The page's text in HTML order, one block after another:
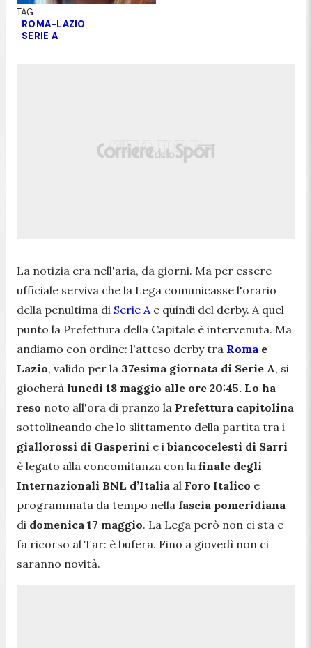
ROMA-LAZIO
SERIE A
La notizia era nell'aria, da giorni. Ma per essere
ufficiale serviva che la Lega comunicasse l'orario
della penultima di Serie A e quindi del derby. A quel
punto la Prefettura della Capitale è intervenuta. Ma
andiamo con ordine: l'atteso derby tra Roma e
Lazio, valido per la 37esima giornata di Serie A, si
giocherà lunedì 18 maggio alle ore 20:45. Lo ha
reso noto all'ora di pranzo la Prefettura capitolina
sottolineando che lo slittamento della partita tra i
giallorossi di Gasperini e i biancocelesti di Sarri
è legato alla concomitanza con la finale degli
Internazionali BNL d’Italia al Foro Italico e
programmata da tempo nella fascia pomeridiana
di domenica 17 maggio. La Lega però non ci sta e
fa ricorso al Tar: è bufera. Fino a giovedì non ci
saranno novità.